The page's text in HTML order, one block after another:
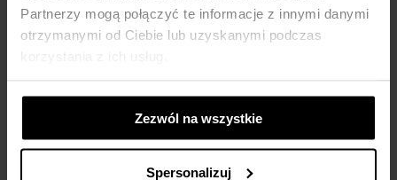
Partnerzy mogą połączyć te informacje z innymi danymi
otrzymanymi od Ciebie lub uzyskanymi podczas
Zezwól na wszystkie
Spersonalizuj